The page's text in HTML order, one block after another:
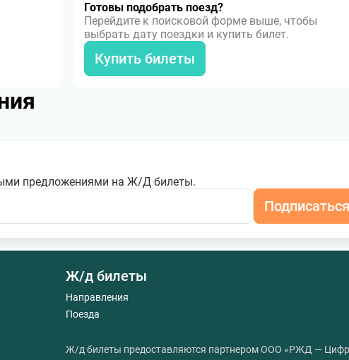
Готовы подобрать поезд?
Перейдите к поисковой форме выше, чтобы
выбрать дату поездки и купить билет.
Купить билеты
предложениями на Ж/Д билеты.
Подписаться
Ж/д билеты
Направления
Поезда
Ж/д билеты предоставляются партнером ООО «РЖД —